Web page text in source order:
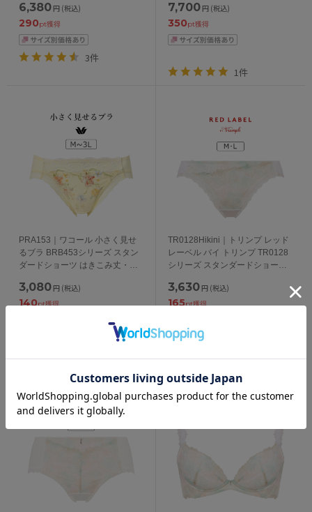
65/70/75/80/85/90/95/100cm
6,380 円 (税込)
290pt獲得
3件
7,700 円 (税込)
350pt獲得
1件
PRA153｜ワコール 小さく見せ
るブラ BRB453シリーズ スタン
ダードショーツ はきこみ丈・あ
3,080 円 (税込)
140pt獲得
TR0128Hikini｜トリンプ レッド
レーベル バイ トリンプ TR0128
シリーズ スタンダードショーツ
3,630 円 (税込)
165pt獲得